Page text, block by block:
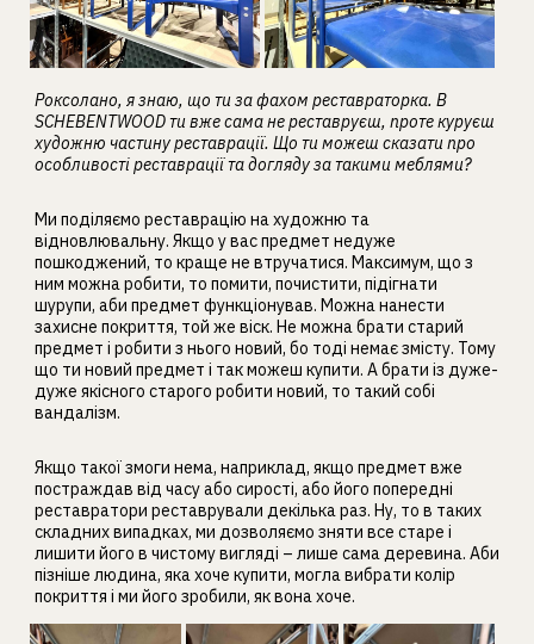
Роксолано, я знаю, що ти за фахом реставраторка. В
SCHEBENTWOOD ти вже сама не реставруєш, проте куруєш
художню частину реставрації. Що ти можеш сказати про
особливості реставрації та догляду за такими меблями?
Ми поділяємо реставрацію на художню та
відновлювальну. Якщо у вас предмет недуже
пошкоджений, то краще не втручатися. Максимум, що з
ним можна робити, то помити, почистити, підігнати
шурупи, аби предмет функціонував. Можна нанести
захисне покриття, той же віск. Не можна брати старий
предмет і робити з нього новий, бо тоді немає змісту. Тому
що ти новий предмет і так можеш купити. А брати із дуже-
дуже якісного старого робити новий, то такий собі
вандалізм.
Якщо такої змоги нема, наприклад, якщо предмет вже
постраждав від часу або сирості, або його попередні
реставратори реставрували декілька раз. Ну, то в таких
складних випадках, ми дозволяємо зняти все старе і
лишити його в чистому вигляді – лише сама деревина. Аби
пізніше людина, яка хоче купити, могла вибрати колір
покриття і ми його зробили, як вона хоче.